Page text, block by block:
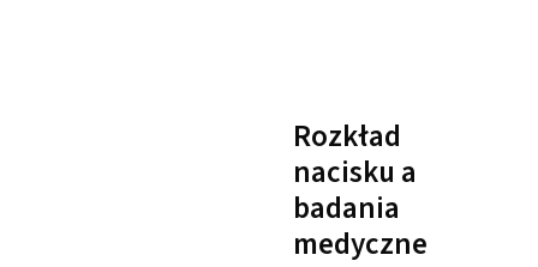
Rozkład
nacisku a
badania
medyczne